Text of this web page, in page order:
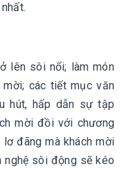
lên sôi nổi; làm món
mời; các tiết mục văn
hút, hấp dẫn sự tập
mời đồi với chương
đãng mà khách mời
nghệ sôi động sẽ kéo